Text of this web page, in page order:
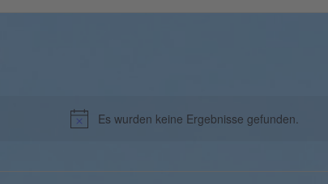
Hinweis
Es wurden keine Ergebnisse gefunden.